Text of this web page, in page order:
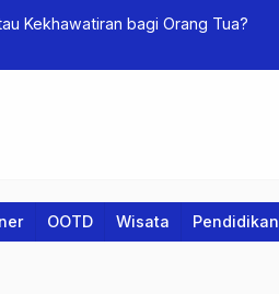
Kekhawatiran bagi Orang Tua?
OOTD Wisata Pendidikan